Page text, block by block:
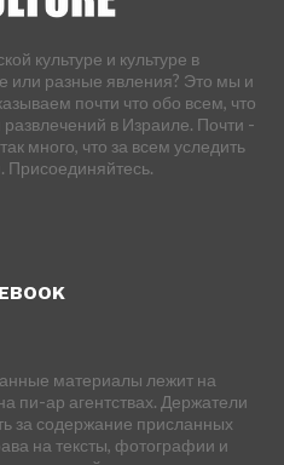
культуре и культуре в
или разные явления? Это мы и
почти что обо всем, что
в Израиле. Почти -
много, что за всем уследить
материалы лежит на
пи-ар агентствах. Держатели
за содержание присланных
на тексты, фотографии и